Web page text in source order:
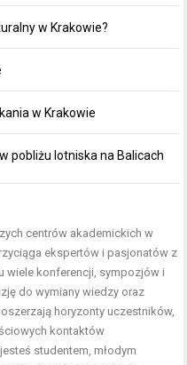
w Krakowie?
w Krakowie
pobliżu lotniska na Balicach
centrów akademickich w
ekspertów i pasjonatów z
wiele konferencji, sympozjów i
do wymiany wiedzy oraz
horyzonty uczestników,
kontaktów
studentem, młodym